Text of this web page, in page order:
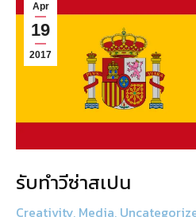
Apr
19
2017
รับทำวีซ่าสเปน
Creativity, Media,